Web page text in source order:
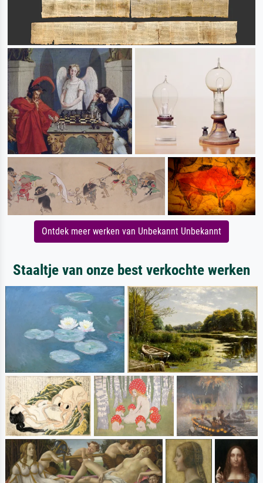
Ontdek meer werken van Unbekannt Unbekannt
Staaltje van onze best verkochte werken